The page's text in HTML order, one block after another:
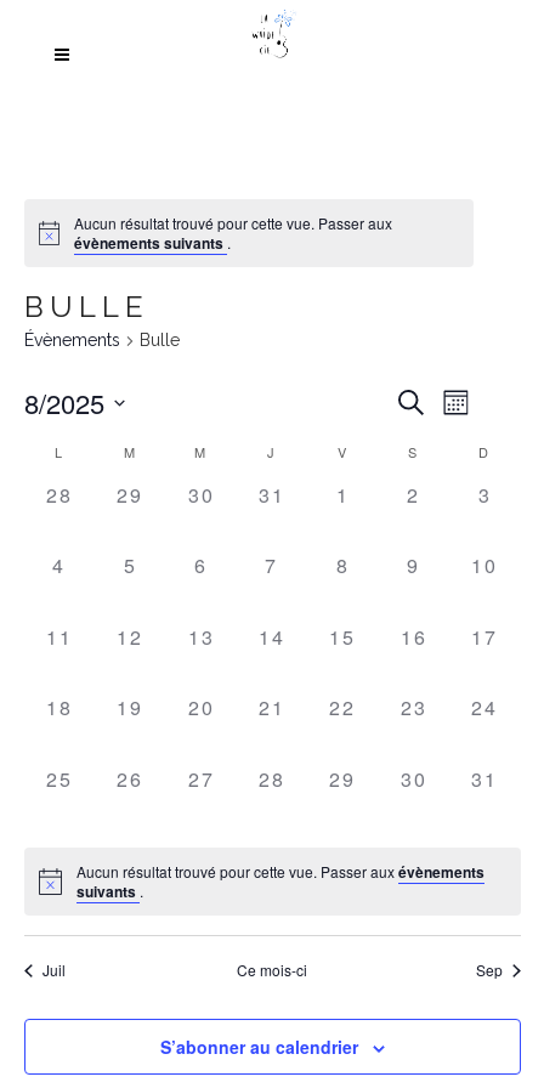
Aucun résultat trouvé pour cette vue. Passer aux
évènements suivants .
BULLE
Évènements Bulle
ET
DE
Recherche
De
Mois
8/2025
date.
CALENDRIER
DE
ÉVÈNEMENTS
L M M J V S D
0
28
0
29
0
30
0
31
0
1
0
2
0
3
0
4
0
5
0
6
0
7
0
8
0
9
0
10
0
11
0
12
0
13
0
14
0
15
0
16
0
17
0
18
0
19
0
20
0
21
0
22
0
23
0
24
0
25
0
26
0
27
0
28
0
29
0
30
0
31
Aucun résultat trouvé pour cette vue. Passer auxévènements
suivants .
Juil Ce mois-ci Sep
S’abonner au calendrier